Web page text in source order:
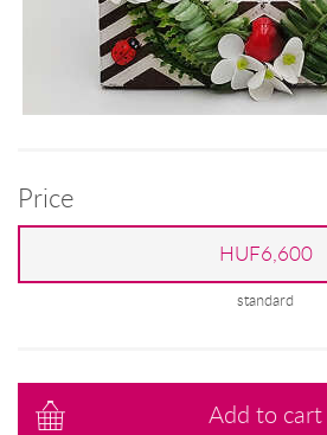
Price
HUF6,600
standard
Add to cart